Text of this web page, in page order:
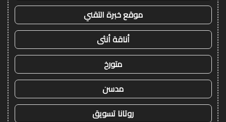
موقع خبرة التقني
أناقة أنثى
متورخ
مدسن
روتانا تسويق